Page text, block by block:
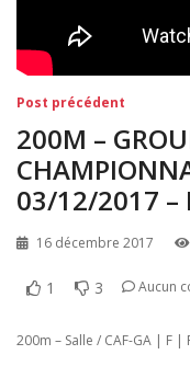
Eaubonne 2019
Navigation
de
l’article
Post précédent
200M –
03/12/2017 –
16 décembre 2017
1 3 Aucun
200m – Salle / CAF-GA | F